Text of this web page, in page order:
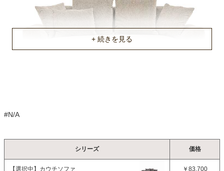
#N/A
シリーズ 価格
【選択中】 カウチソファ ￥83,700